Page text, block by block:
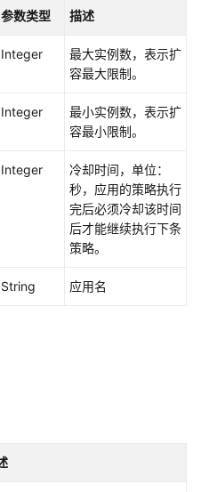
参数类型 描述
Integer
最大实例数，表示扩
容最大限制。
Integer
最小实例数，表示扩
容最小限制。
Integer
冷却时间，单位：
秒，应用的策略执行
完后必须冷却该时间
后才能继续执行下条
策略。
String 应用名